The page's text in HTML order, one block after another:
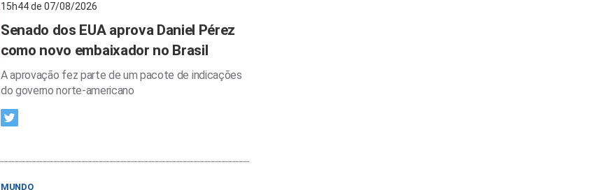
15h44 de 07/08/2026
Senado dos EUA aprova Daniel Pérez
como novo embaixador no Brasil
A aprovação fez parte de um pacote de indicações
do governo norte-americano
MUNDO